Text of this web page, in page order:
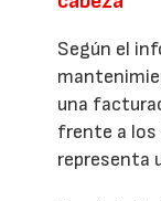
Según el
una
frente a los
representa